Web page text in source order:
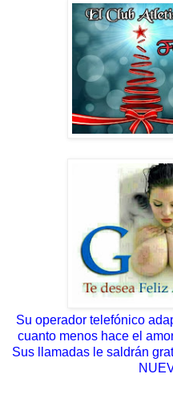
Su operador telefónico
cuanto menos hace el
Sus llamadas le saldrán